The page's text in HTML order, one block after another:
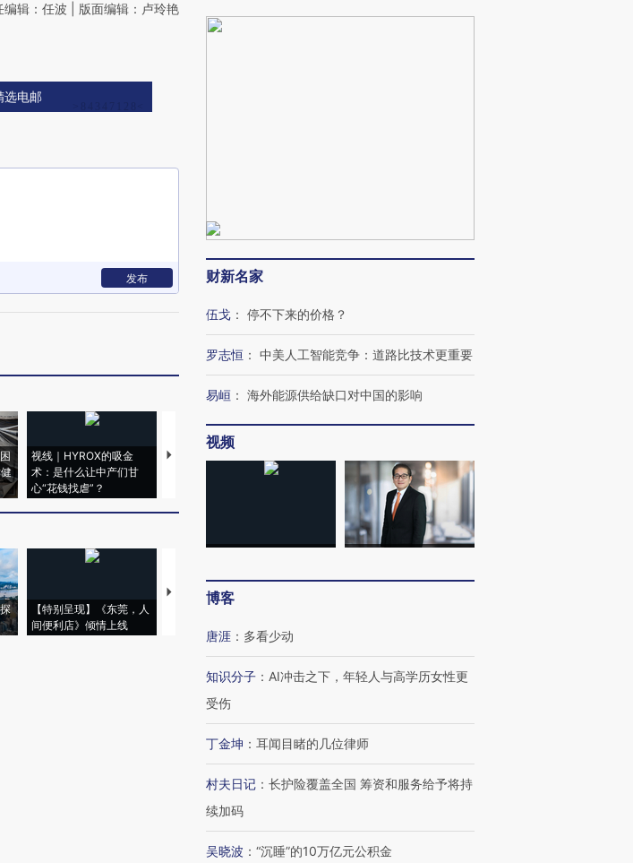
编辑：任波 | 版面编辑：卢玲艳
选电邮
发布
视线｜HYROX的吸金
术：是什么让中产们甘
心“花钱找虐”？
马航飞行员跨国走私7万
粒摇头丸 尿检体内含3种
度Z世代 用街头抗争将教
育部长拱下台
机”？难民潮撕裂西班牙
飞地休达
【特别呈现】《东莞，人
间便利店》倾情上线
【推广】走进第四届链博
会，让数智科技“链”接产
财新名家
伍戈 ： 停不下来的价格？
罗志恒 ： 中美人工智能竞争：道路比技术更重要
易峘 ： 海外能源供给缺口对中国的影响
视频
博客
唐涯 ： 多看少动
知识分子 ： AI冲击之下，年轻人与高学历女性更
受伤
丁金坤 ： 耳闻目睹的几位律师
村夫日记 ： 长护险覆盖全国 筹资和服务给予将持
续加码
吴晓波 ： “沉睡”的10万亿元公积金